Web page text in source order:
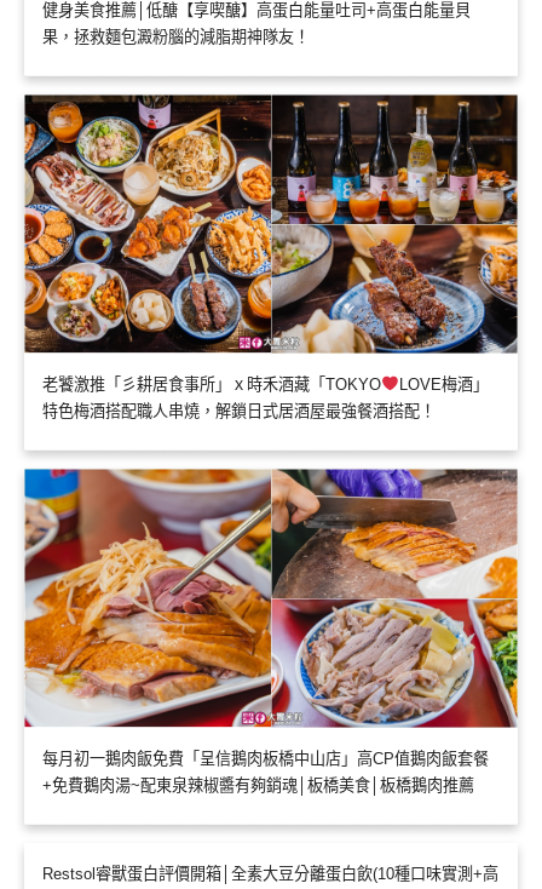
健身美食推薦│低醣【享喫醣】高蛋白能量吐司+高蛋白能量貝
果，拯救麵包澱粉腦的減脂期神隊友！
老饕激推「彡耕居食事所」ｘ時禾酒藏「TOKYO
LOVE梅酒」
特色梅酒搭配職人串燒，解鎖日式居酒屋最強餐酒搭配！
每月初一鵝肉飯免費「呈信鵝肉板橋中山店」高CP值鵝肉飯套餐
+免費鵝肉湯~配東泉辣椒醬有夠銷魂│板橋美食│板橋鵝肉推薦
Restsol睿獸蛋白評價開箱│全素大豆分離蛋白飲(10種口味實測+高